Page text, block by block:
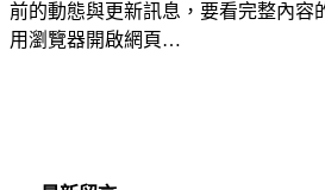
前的動態與更新訊息，要看完整內容
用瀏覽器開啟網頁…